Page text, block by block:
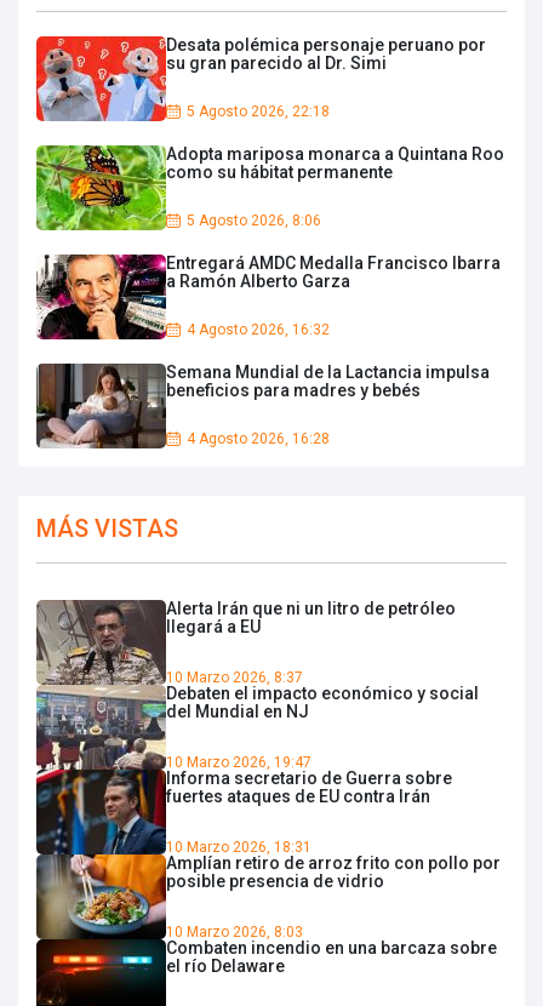
Desata polémica personaje peruano por
su gran parecido al Dr. Simi
5 Agosto 2026, 22:18
Adopta mariposa monarca a Quintana Roo
como su hábitat permanente
5 Agosto 2026, 8:06
Entregará AMDC Medalla Francisco Ibarra
a Ramón Alberto Garza
4 Agosto 2026, 16:32
Semana Mundial de la Lactancia impulsa
beneficios para madres y bebés
4 Agosto 2026, 16:28
MÁS VISTAS
Alerta Irán que ni un litro de petróleo
llegará a EU
10 Marzo 2026, 8:37
Debaten el impacto económico y social
del Mundial en NJ
10 Marzo 2026, 19:47
Informa secretario de Guerra sobre
fuertes ataques de EU contra Irán
10 Marzo 2026, 18:31
Amplían retiro de arroz frito con pollo por
posible presencia de vidrio
10 Marzo 2026, 8:03
Combaten incendio en una barcaza sobre
el río Delaware